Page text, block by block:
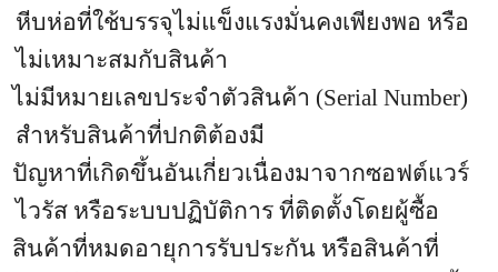
หีบห่อที่ใช้บรรจุไม่แข็งแรงมั่นคงเพียงพอ หรือ
ไม่เหมาะสมกับสินค้า
ไม่มีหมายเลขประจำตัวสินค้า (Serial Number)
สำหรับสินค้าที่ปกติต้องมี
ปัญหาที่เกิดขึ้นอันเกี่ยวเนื่องมาจากซอฟต์แวร์
ไวรัส หรือระบบปฏิบัติการ ที่ติดตั้งโดยผู้ซื้อ
สินค้าที่หมดอายุการรับประกัน หรือสินค้าที่